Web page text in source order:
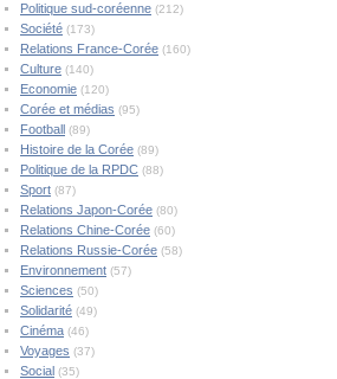
Politique sud-coréenne (212)
Société (173)
Relations France-Corée (160)
Culture (140)
Economie (120)
Corée et médias (95)
Football (89)
Histoire de la Corée (89)
Politique de la RPDC (88)
Sport (87)
Relations Japon-Corée (80)
Relations Chine-Corée (60)
Relations Russie-Corée (58)
Environnement (57)
Sciences (50)
Solidarité (49)
Cinéma (46)
Voyages (37)
Social (35)